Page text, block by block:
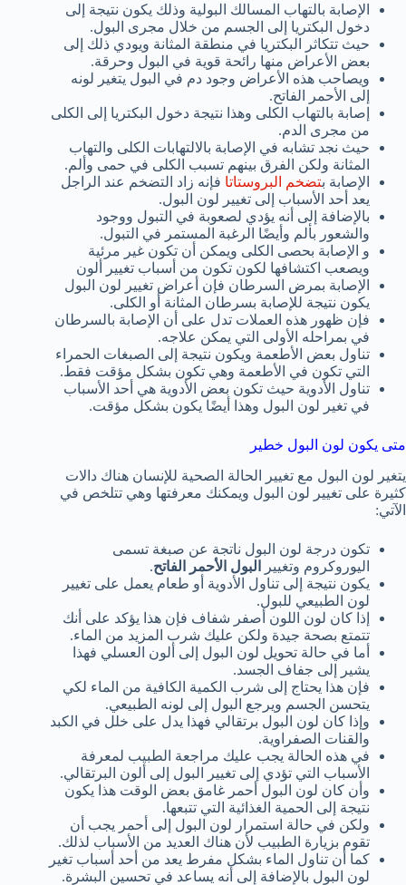
الإصابة بالتهاب المسالك البولية وذلك يكون نتيجة إلى
دخول البكتريا إلى الجسم من خلال مجرى البول.
حيث تتكاثر البكتريا في منطقة المثانة ويودي ذلك إلى
بعض الأعراض منها رائحة قوية في البول وحرقة.
ويصاحب هذه الأعراض وجود دم في البول يتغير لونه
إلى الأحمر الفاتح.
إصابة بالتهاب الكلى وهذا نتيجة دخول البكتريا إلى الكلى
من مجرى الدم.
حيث نجد تشابه في الإصابة بالالتهابات الكلى والتهاب
المثانة ولكن الفرق بينهم تسبب الكلى في حمى وألم.
الإصابة بتضخم البروستاتا فإنه زاد التضخم عند الراجل
يعد أحد الأسباب إلى تغيير لون البول.
بالإضافة إلى أنه يؤدي لصعوبة في التبول ووجود
والشعور بألم وأيضًا الرغبة المستمر في التبول.
و الإصابة بحصى الكلى ويمكن أن تكون غير مرئية
ويصعب اكتشافها لكون تكون من أسباب تغيير ألون
الإصابة بمرض السرطان فإن أعراض تغيير لون البول
يكون نتيجة للإصابة بسرطان المثانة أو الكلى.
فإن ظهور هذه العملات تدل على أن الإصابة بالسرطان
في بمراحله الأولى التي يمكن علاجه.
تناول بعض الأطعمة ويكون نتيجة إلى الصبغات الحمراء
التي تكون في الأطعمة وهي تكون بشكل مؤقت فقط.
تناول الأدوية حيث تكون بعض الأدوية هي أحد الأسباب
في تغير لون البول وهذا أيضًا يكون بشكل مؤقت.
متى يكون لون البول خطير
يتغير لون البول مع تغيير الحالة الصحية للإنسان هناك دالات
كثيرة على تغيير لون البول ويمكنك معرفتها وهي تتلخص في
الآتي:
تكون درجة لون البول ناتجة عن صبغة تسمى
اليوروكروم وتغيير
البول الأحمر الفاتح.
يكون نتيجة إلى تناول الأدوية أو طعام يعمل على تغيير
لون الطبيعي للبول.
إذا كان لون اللون أصفر شفاف فإن هذا يؤكد على أنك
تتمتع بصحة جيدة ولكن عليك شرب المزيد من الماء.
أما في حالة تحويل لون البول إلى ألون العسلي فهذا
يشير إلى جفاف الجسد.
فإن هذا يحتاج إلى شرب الكمية الكافية من الماء لكي
يتحسن الجسم ويرجع البول إلى لونه الطبيعي.
وإذا كان لون البول برتقالي فهذا يدل على خلل في الكبد
والقنات الصفراوية.
في هذه الحالة يجب عليك مراجعة الطبيب لمعرفة
الأسباب التي تؤدي إلى تغيير البول إلى ألون البرتقالي.
وأن كان لون البول أحمر غامق بعض الوقت هذا يكون
نتيجة إلى الحمية الغذائية التي تتبعها.
ولكن في حالة استمرار لون البول إلى أحمر يجب أن
تقوم بزيارة الطبيب لأن هناك العديد من الأسباب لذلك.
كما أن تناول الماء بشكل مفرط يعد من أحد أسباب تغير
لون البول بالإضافة إلى أنه يساعد في تحسين البشرة.